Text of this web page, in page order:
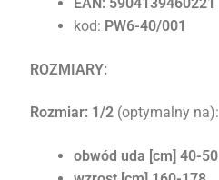
kod: PW6-40/001
ROZMIARY:
Rozmiar: 1/2(optymalny na):
obwód uda [cm] 40-50